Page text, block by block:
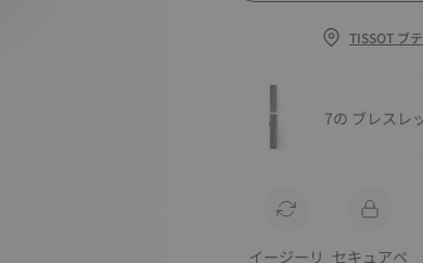
TISSOT ブ
7の ブレスレ
イージーリ セキュアペ